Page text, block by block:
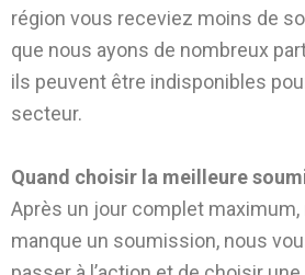
région vous receviez moins de
que nous ayons de nombreux
ils peuvent être indisponibles
secteur.
Quand choisir la meilleure
Après un jour complet maximum,
manque un soumission, nous